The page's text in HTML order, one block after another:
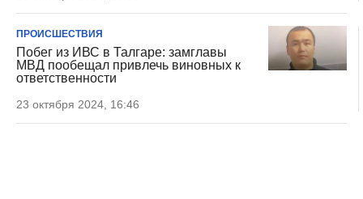
ПРОИСШЕСТВИЯ
Побег из ИВС в Талгаре: замглавы
МВД пообещал привлечь виновных к
ответственности
23 октября 2024, 16:46